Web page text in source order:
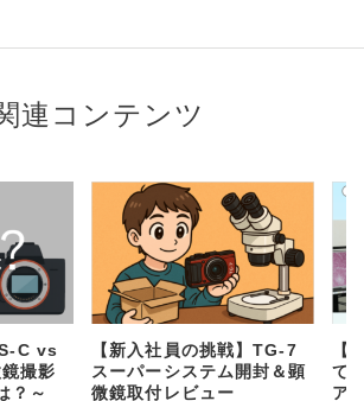
連コンテンツ
C vs
撮影
？～
【新入社員の挑戦】TG-7
スーパーシステム開封＆顕
微鏡取付レビュー
【
て
ア